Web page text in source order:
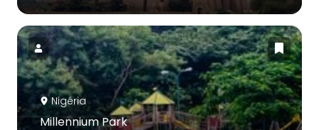
Nigéria
Millennium Park